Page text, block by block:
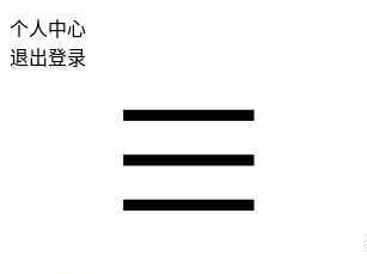
个人中心
退出登录